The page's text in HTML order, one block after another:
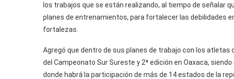
los trabajos que se están realizando, al tiempo de señalar
planes de entrenamientos, para fortalecer las debilidades
fortalezas.
Agregó que dentro de sus planes de trabajo con los
del Campeonato Sur Sureste y 2ª edición en Oaxaca,
donde habrá la participación de más de 14 estados de la